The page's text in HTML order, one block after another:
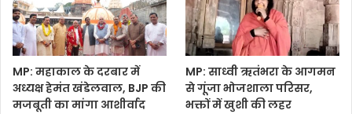
MP: महाकाल के दरबार में
अध्यक्ष हेमंत खंडेलवाल, BJP की
मजबूती का मांगा आशीर्वाद
MP: साध्वी ऋतंभरा के आगमन
से गूंजा भोजशाला परिसर,
भक्तों में खुशी की लहर